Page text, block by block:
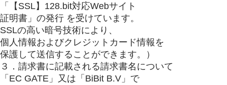
「【SSL】128.bit対応Webサイト
証明書」の発行 を受けています。
SSLの高い暗号技術により、
個人情報およびクレジットカード情報を
保護して送信することができます。）
３．請求書に記載される請求書名について
「EC GATE」又は「BiBit B.V」で